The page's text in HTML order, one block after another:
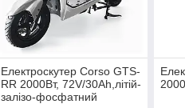
Електроскутер Corso GTS-
RR 2000Вт, 72V/30Ah,літій-
залізо-фосфатний